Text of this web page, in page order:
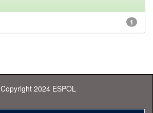
1
Copyright 2024 ESPOL